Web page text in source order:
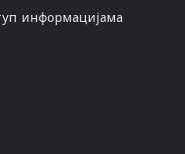
информацијама